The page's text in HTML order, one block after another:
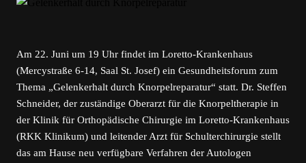
Am 22. Juni um 19 Uhr findet im Loretto-Krankenhaus
(Mercystraße 6-14, Saal St. Josef) ein Gesundheitsforum zum
Thema „Gelenkerhalt durch Knorpelreparatur“ statt. Dr. Steffen
Schneider, der zuständige Oberarzt für die Knorpeltherapie in
der Klinik für Orthopädische Chirurgie im Loretto-Krankenhaus
(RKK Klinikum) und leitender Arzt für Schulterchirurgie stellt
das am Hause neu verfügbare Verfahren der Autologen